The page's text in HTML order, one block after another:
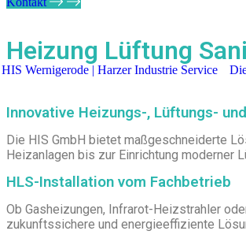
Heizung Lüftung
HIS Wernigerode | Harzer Industrie Service
Innovative Heizungs-, Lüftungs-
Die HIS GmbH bietet maßgeschneiderte
Heizanlagen bis zur Einrichtung moderner
HLS-Installation vom Fachbetrieb
Ob Gasheizungen, Infrarot-Heizstrahler
zukunftssichere und energieeffiziente